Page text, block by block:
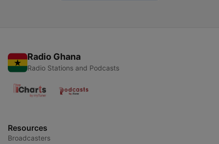
Radio Ghana
Radio Stations and Podcasts
Resources
Broadcasters